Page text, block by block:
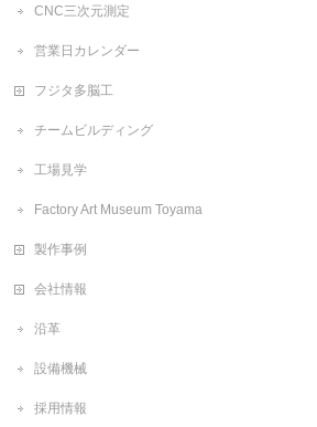
CNC三次元測定
営業日カレンダー
フジタ多脳工
チームビルディング
工場見学
Factory Art Museum Toyama
製作事例
会社情報
沿革
設備機械
採用情報